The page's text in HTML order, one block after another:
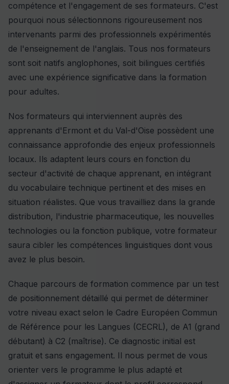
compétence et l'engagement de ses formateurs. C'est
pourquoi nous sélectionnons rigoureusement nos
intervenants parmi des professionnels expérimentés
de l'enseignement de l'anglais. Tous nos formateurs
sont soit natifs anglophones, soit bilingues certifiés
avec une expérience significative dans la formation
pour adultes.
Nos formateurs qui interviennent auprès des
apprenants d'Ermont et du Val-d'Oise possèdent une
connaissance approfondie des enjeux professionnels
locaux. Ils adaptent leurs cours en fonction du
secteur d'activité de chaque apprenant, en intégrant
du vocabulaire technique pertinent et des mises en
situation réalistes. Que vous travailliez dans la grande
distribution, l'industrie pharmaceutique, les nouvelles
technologies ou la fonction publique, votre formateur
saura cibler les compétences linguistiques dont vous
avez le plus besoin.
Chaque parcours de formation commence par un test
de positionnement détaillé qui permet de déterminer
votre niveau exact selon le Cadre Européen Commun
de Référence pour les Langues (CECRL), de A1 (grand
débutant) à C2 (maîtrise). Ce diagnostic initial est
gratuit et sans engagement. Il nous permet de vous
orienter vers le programme le plus adapté et